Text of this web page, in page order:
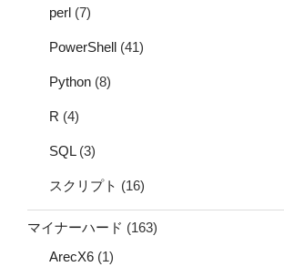
perl (7)
PowerShell (41)
Python (8)
R (4)
SQL(3)
スクリプト (16)
マイナーハード (163)
ArecX6 (1)